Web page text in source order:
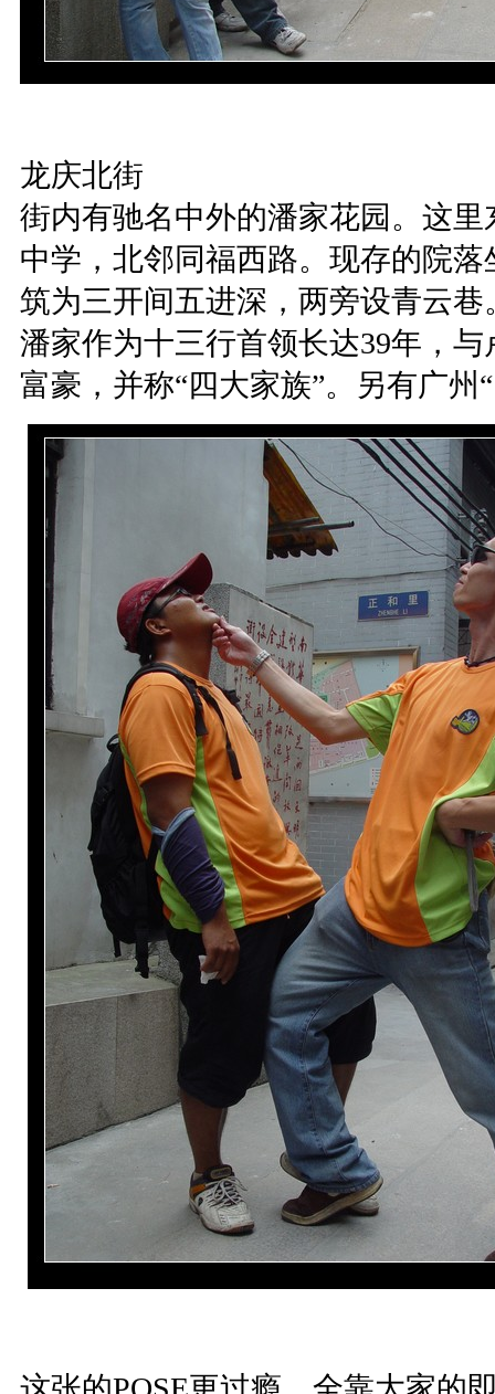
龙庆北街
街内有驰名中外的潘家花园。这
中学，北邻同福西路。现存的院
筑为三开间五进深，两旁设青云
潘家作为十三行首领长达39年，
富豪，并称“四大家族”。另有广